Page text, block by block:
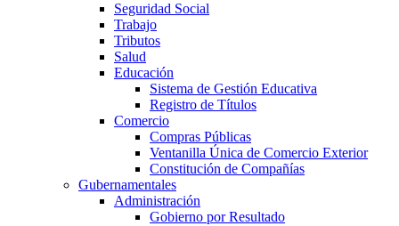
Seguridad Social
Trabajo
Tributos
Salud
Educación
Sistema de Gestión Educativa
Registro de Títulos
Comercio
Compras Públicas
Ventanilla Única de Comercio Exterior
Constitución de Compañías
Gubernamentales
Administración
Gobierno por Resultado